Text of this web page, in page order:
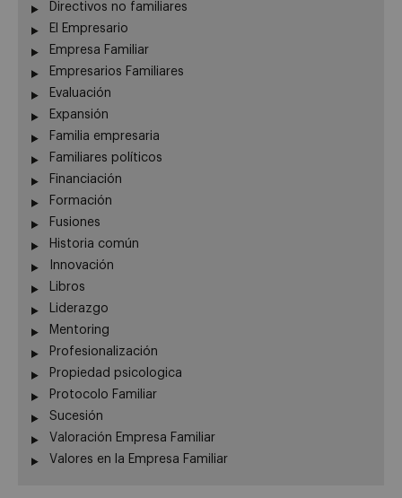
Directivos no familiares
El Empresario
Empresa Familiar
Empresarios Familiares
Evaluación
Expansión
Familia empresaria
Familiares políticos
Financiación
Formación
Fusiones
Historia común
Innovación
Libros
Liderazgo
Mentoring
Profesionalización
Propiedad psicologica
Protocolo Familiar
Sucesión
Valoración Empresa Familiar
Valores en la Empresa Familiar